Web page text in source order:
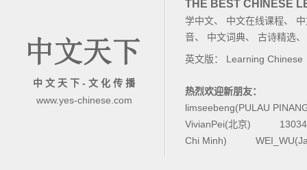
背
在
中 文 天 下 - 文 化 传 播
www.yes-chinese.com
THE BEST CHINESE
学中文、 中文在线课程、
音、 中文词典、 古诗精选
英文版： Learning Chinese
热烈欢迎新朋友：
limseebeng(PULAU
VivianPei(北京)
Chi Minh)